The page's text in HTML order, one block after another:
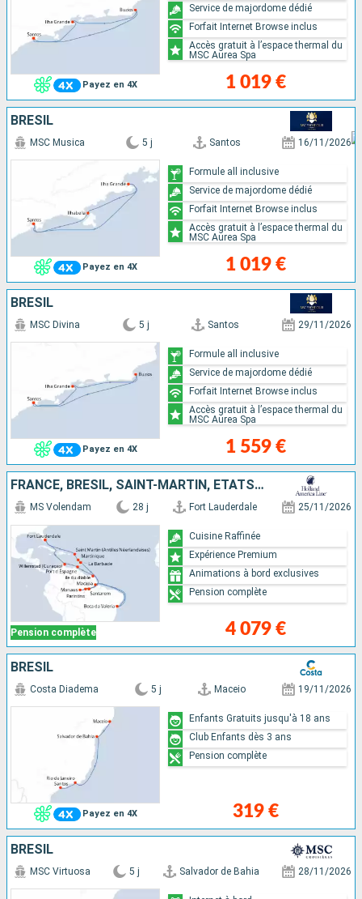
Payez en 4X 1 019 €
Service de majordome dédié
Forfait Internet Browse inclus
Accès gratuit à l’espace thermal du
MSC Aurea Spa
BRÉSIL
Payez en 4X
MSC Musica 5 j Santos 16/11/2026
1 019 €
Formule all inclusive
Service de majordome dédié
Forfait Internet Browse inclus
Accès gratuit à l’espace thermal du
MSC Aurea Spa
BRÉSIL
Payez en 4X
MSC Divina 5 j Santos 29/11/2026
1 559 €
Formule all inclusive
Service de majordome dédié
Forfait Internet Browse inclus
Accès gratuit à l’espace thermal du
MSC Aurea Spa
FRANCE, BRÉSIL, SAINT-MARTIN, ÉTATS-UNIS, CURAÇAO, BARBADE, TRINITÉ-ET-TOBAGO, MARTINIQUE
Pension complète
MS Volendam 28 j Fort Lauderdale 25/11/2026
4 079 €
Cuisine Raffinée
Expérience Premium
Animations à bord exclusives
Pension complète
BRÉSIL
Payez en 4X
Costa Diadema 5 j Maceio 19/11/2026
319 €
Enfants Gratuits jusqu'à 18 ans
Club Enfants dès 3 ans
Pension complète
BRÉSIL
MSC Virtuosa 5 j Salvador de Bahia 28/11/2026